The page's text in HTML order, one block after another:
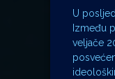
U
Između
veljače